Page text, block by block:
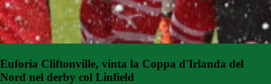
Euforia Cliftonville, vinta la Coppa d'Irlanda del
Nord nel derby col Linfield